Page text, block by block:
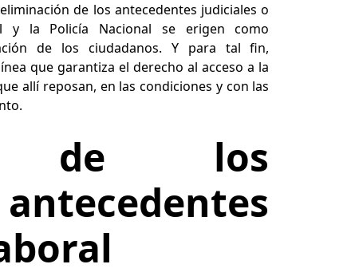
de los antecedentes judiciales o
y la Policía Nacional se erigen como
de los ciudadanos. Y para tal fin,
que garantiza el derecho al acceso a la
allí reposan, en las condiciones y con las
de los